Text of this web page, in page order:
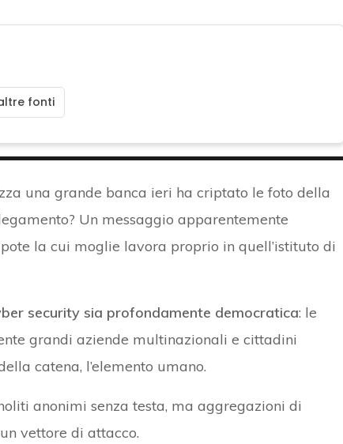
fonti
una grande banca ieri ha criptato le foto della
Un messaggio apparentemente
la cui moglie lavora proprio in quell’istituto di
security sia profondamente democratica: le
grandi aziende multinazionali e cittadini
catena, l’elemento umano.
anonimi senza testa, ma aggregazioni di
vettore di attacco.